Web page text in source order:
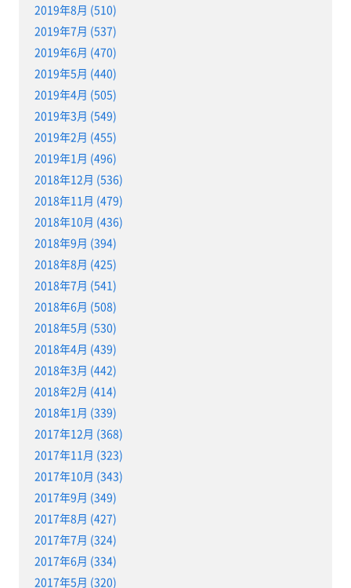
2019年8月 (510)
2019年7月 (537)
2019年6月 (470)
2019年5月 (440)
2019年4月 (505)
2019年3月 (549)
2019年2月 (455)
2019年1月 (496)
2018年12月 (536)
2018年11月 (479)
2018年10月 (436)
2018年9月 (394)
2018年8月 (425)
2018年7月 (541)
2018年6月 (508)
2018年5月 (530)
2018年4月 (439)
2018年3月 (442)
2018年2月 (414)
2018年1月 (339)
2017年12月 (368)
2017年11月 (323)
2017年10月 (343)
2017年9月 (349)
2017年8月 (427)
2017年7月 (324)
2017年6月 (334)
2017年5月 (320)